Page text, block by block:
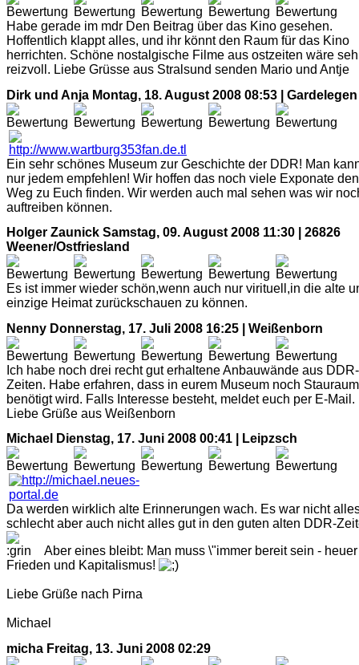
Habe gerade im mdr Den Beitrag über das Kino gesehen.
Hoffentlich klappt alles, und ihr könnt den Raum für das Kino
herrichten. Schöne nostalgische Filme aus ostzeiten wäre
reizvoll. Liebe Grüsse aus Stralsund senden Mario und Antje
Dirk und Anja Montag, 18. August 2008 08:53 | Gardelegen
Ein sehr schönes Museum zur Geschichte der DDR! Man
nur jedem empfehlen! Wir hoffen das noch viele Exponate den
Weg zu Euch finden. Wir werden auch mal sehen was wir
auftreiben können.
Holger Zaunick Samstag, 09. August 2008 11:30 | 26826
Weener/Ostfriesland
Es ist immer wieder schön,wenn auch nur virituell,in die alte
einzige Heimat zurückschauen zu können.
Nenny Donnerstag, 17. Juli 2008 16:25 | Weißenborn
Ich habe noch drei recht gut erhaltene Anbauwände aus DDR-
Zeiten. Habe erfahren, dass in eurem Museum noch Stauraum
benötigt wird. Falls Interesse besteht, meldet euch per E-Mail.
Liebe Grüße aus Weißenborn
Michael
Dienstag, 17. Juni 2008 00:41 | Leipzsch
Da werden wirklich alte Erinnerungen wach. Es war nicht
schlecht aber auch nicht alles gut in den guten alten DDR-
Aber eines bleibt: Man muss \"immer bereit sein -
Frieden und Kapitalismus!
Liebe Grüße nach Pirna
Michael
micha Freitag, 13. Juni 2008 02:29